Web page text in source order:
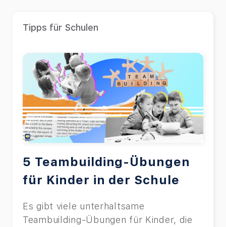
Tipps für Schulen
5 Teambuilding-Übungen
für Kinder in der Schule
Es gibt viele unterhaltsame
Teambuilding-Übungen für Kinder, die